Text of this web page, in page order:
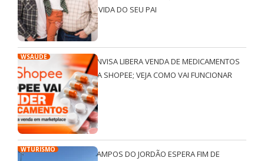
A VIDA DO SEU PAI
WSAÚDE
ANVISA LIBERA VENDA DE MEDICAMENTOS
NA SHOPEE; VEJA COMO VAI FUNCIONAR
WTURISMO
CAMPOS DO JORDÃO ESPERA FIM DE